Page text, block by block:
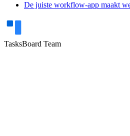
De juiste workflow-app maakt
TasksBoard Team